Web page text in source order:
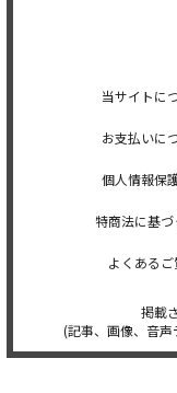
当サイトに
お支払いに
個人情報保
特商法に基
よくある
掲載
(記事、画像、音